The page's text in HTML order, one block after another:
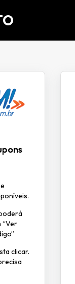
“Ver
clicar.